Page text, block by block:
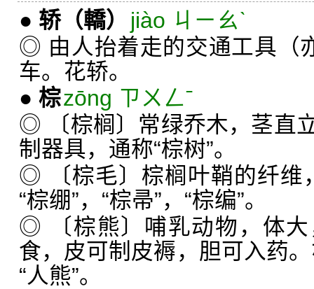
● 轿（轎）
jiào ㄐㄧㄠˋ
◎ 由人抬着走的交通工具（
车。花轿。
● 棕zōng ㄗㄨㄥˉ
◎ 〔棕榈〕常绿乔木，茎直
制器具，通称“棕树”。
◎ 〔棕毛〕棕榈叶鞘的纤维
“棕绷”，“棕帚”，“棕编”。
◎ 〔棕熊〕哺乳动物，体
食，皮可制皮褥，胆可入药。
“人熊”。